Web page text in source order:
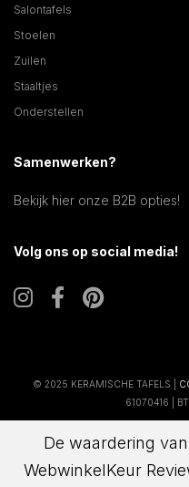
Salontafels
Stoelen
Zuilen
Staaltjes
Onderstellen
Samenwerken?
Bekijk hier onze B2B opties!
Volg ons op social media!
© 2025 KERAMISCHE TAFELS |
61070416 |
De waardering
WebwinkelKeur